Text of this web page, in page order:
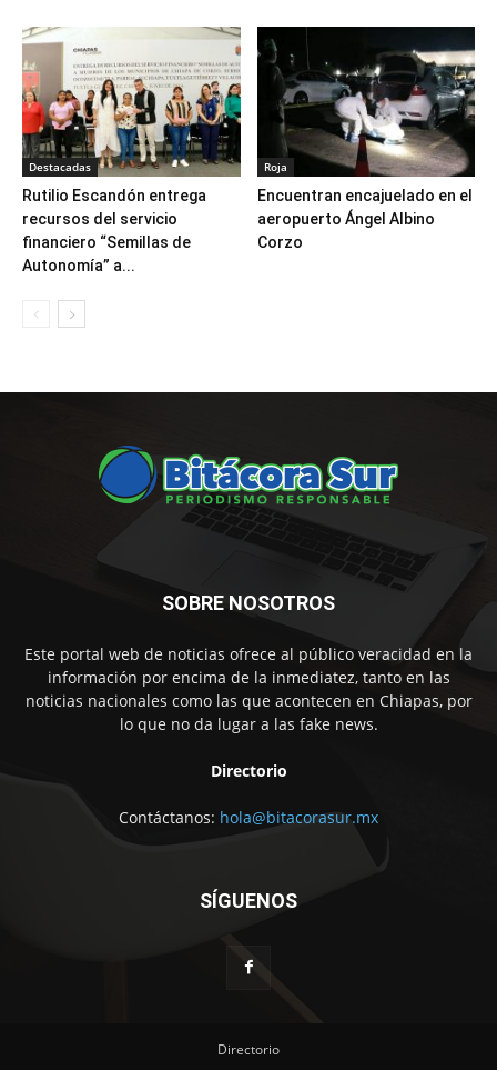
Destacadas
Rutilio Escandón entrega
recursos del servicio
financiero “Semillas de
Autonomía” a...
Roja
Encuentran encajuelado en el
aeropuerto Ángel Albino
Corzo
SOBRE NOSOTROS
Este portal web de noticias ofrece al público veracidad en la
información por encima de la inmediatez, tanto en las
noticias nacionales como las que acontecen en Chiapas, por
lo que no da lugar a las fake news.
Directorio
Contáctanos: hola@bitacorasur.mx
SÍGUENOS
Directorio